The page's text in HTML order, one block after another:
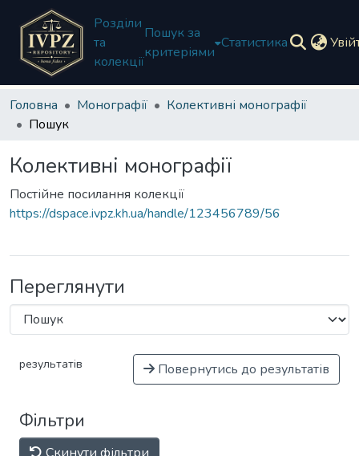
Розділи
та
колекції
Пошук за
критеріями
Статистика
Головна Монографії
Колективні монографії
Пошук
Колективні монографії
Постійне посилання колекції
https://dspace.ivpz.kh.ua/handle/123456789/56
Переглянути
результатів Повернутись до результатів
Фільтри